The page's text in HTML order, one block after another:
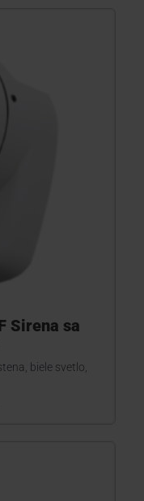
Sirena sa
biele svetlo,